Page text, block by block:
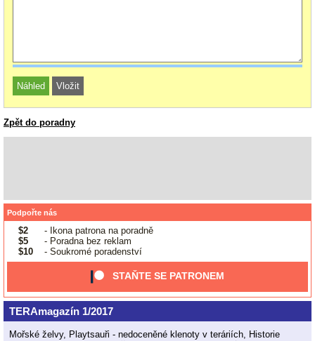
Zpět do poradny
Podpořte nás
$2
- Ikona patrona na poradně
$5
- Poradna bez reklam
$10
- Soukromé poradenství
STAŇTE SE PATRONEM
TERAmagazín 1/2017
Mořské želvy, Playtsauři - nedoceněné klenoty v teráriích, Historie